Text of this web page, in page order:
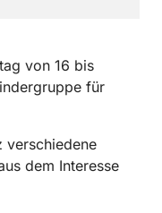
von 16 bis
für
verschiedene
dem Interesse